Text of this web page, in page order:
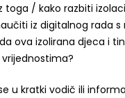
toga / kako razbiti
iz digitalnog rada s
ova izolirana djeca i
u kratki vodič ili